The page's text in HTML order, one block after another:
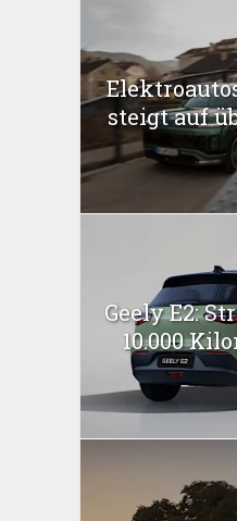
steigt auf
Geely E2:
10.000